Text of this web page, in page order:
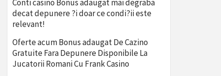
Conti casino Bonus adaugat mai degraba
decat depunere ?i doar ce condi?ii este
relevant!
Oferte acum Bonus adaugat De Cazino
Gratuite Fara Depunere Disponibile La
Jucatorii Romani Cu Frank Casino